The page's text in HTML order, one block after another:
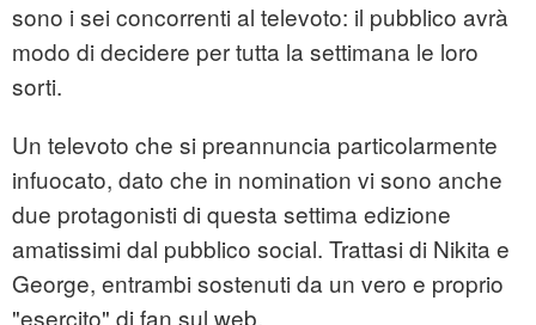
sono i sei concorrenti al televoto: il pubblico avrà
modo di decidere per tutta la settimana le loro
sorti.
Un televoto che si preannuncia particolarmente
infuocato, dato che in nomination vi sono anche
due protagonisti di questa settima edizione
amatissimi dal pubblico social. Trattasi di Nikita e
George, entrambi sostenuti da un vero e proprio
"esercito" di fan sul web.